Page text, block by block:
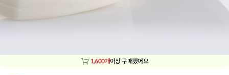
1,600개이상 구매했어요